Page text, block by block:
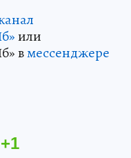
или
вмессенджере
+1